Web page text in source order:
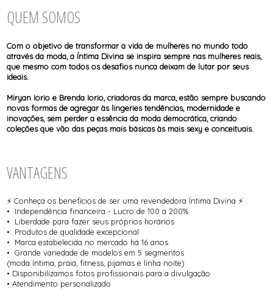
SHORT E BERMUDA
TOP
BIQUINI
BODY / BLUSA
CAMISETA
CAMISOLA
CONJUNTO COM BOJO
CUECA
HOMEWEAR
LEGS E CALÇA
PIJAMA
QUEM SOMOS
Com o objetivo de transformar a vida de mulheres no mundo todo
através da moda, a Íntima Divina se inspira sempre nas mulheres reais,
que mesmo com todos os desafios nunca deixam de lutar por seus
ideais.
Miryan Iorio e Brenda Iorio, criadoras da marca, estão sempre buscando
novas formas de agregar às lingeries tendências, modernidade e
inovações, sem perder a essência da moda democrática, criando
coleções que vão das peças mais básicas às mais sexy e conceituais.
VANTAGENS
⚡ Conheça os benefícios de ser uma revendedora Íntima Divina ⚡
• Independência financeira - Lucro de 100 a 200%
• Liberdade para fazer seus próprios horários
• Produtos de qualidade excepcional
• Marca estabelecida no mercado há 16 anos
• Grande variedade de modelos em 5 segmentos
(moda íntima, praia, fitness, pijamas e linha noite)
• Disponibilizamos fotos profissionais para a divulgação
• Atendimento personalizado